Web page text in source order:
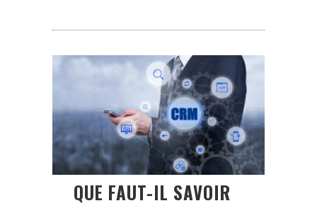
QUE FAUT-IL SAVOIR